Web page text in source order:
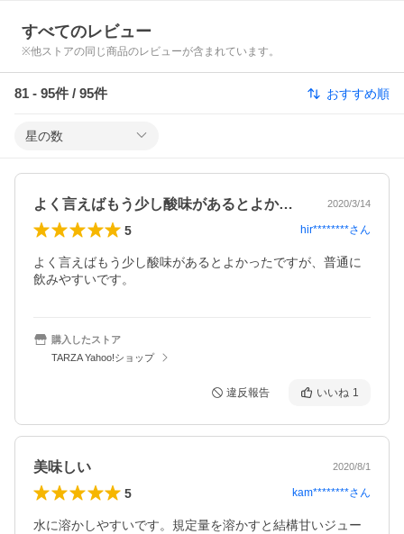
すべてのレビュー
※他ストアの同じ商品のレビューが含まれています。
81 - 95件 / 95件 おすすめ順
星の数
よく言えばもう少し酸味があるとよかった… 2020/3/14
5 hir********さん
よく言えばもう少し酸味があるとよかったですが、普通に
飲みやすいです。
購入したストア
TARZA Yahoo!ショップ
違反報告 いいね 1
美味しい 2020/8/1
5 kam********さん
水に溶かしやすいです。規定量を溶かすと結構甘いジュー